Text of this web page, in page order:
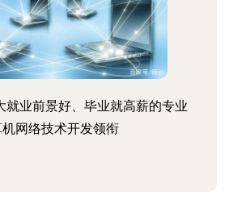
就业前景好、毕业就高薪的专业
网络技术开发领衔